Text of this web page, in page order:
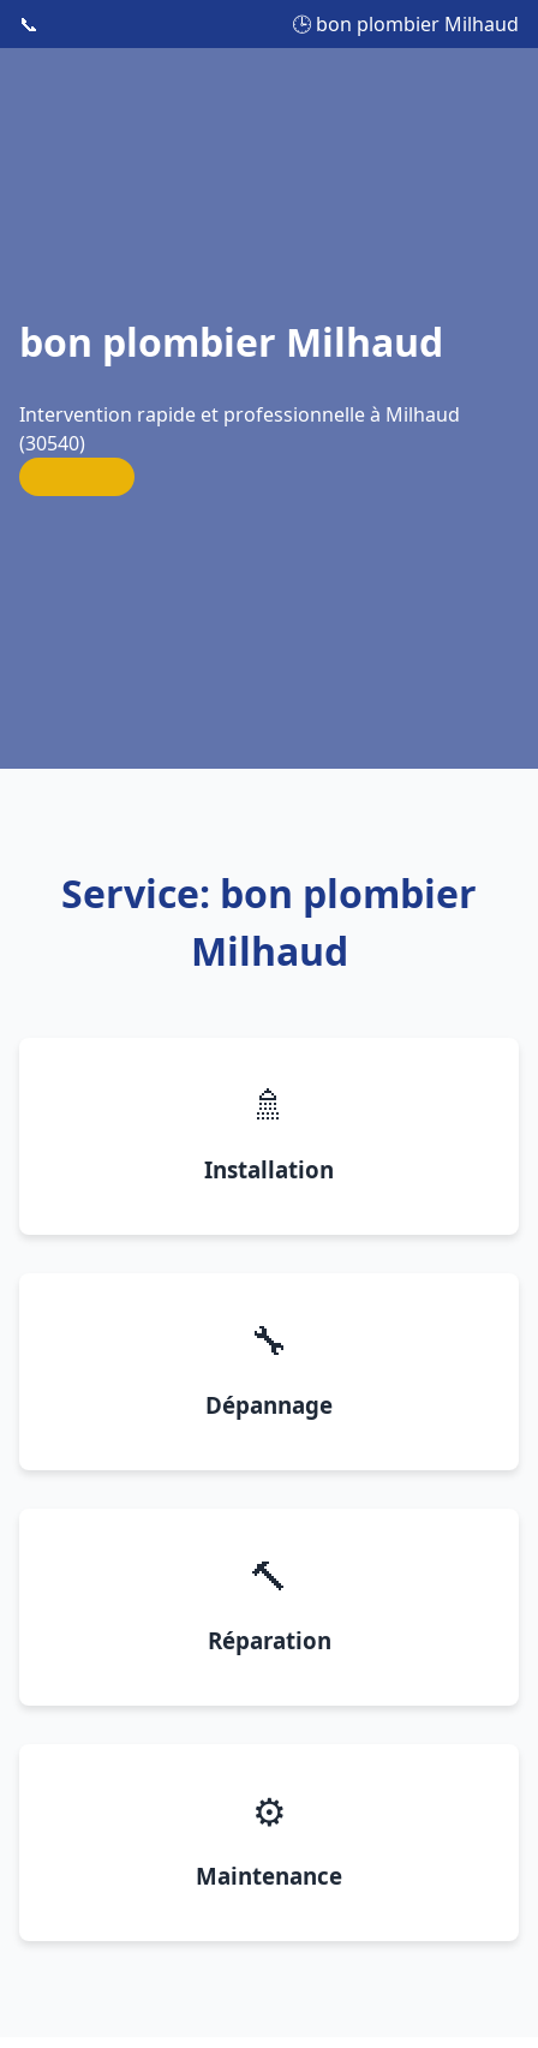
📞 🕒 bon plombier Milhaud
bon plombier Milhaud
Intervention rapide et professionnelle à Milhaud
(30540)
Service: bon plombier
Milhaud
🚿
Installation
🔧
Dépannage
🔨
Réparation
⚙️
Maintenance